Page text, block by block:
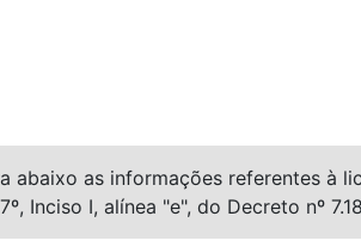
abaixo as informações referentes à
Inciso I, alínea "e", do Decreto nº